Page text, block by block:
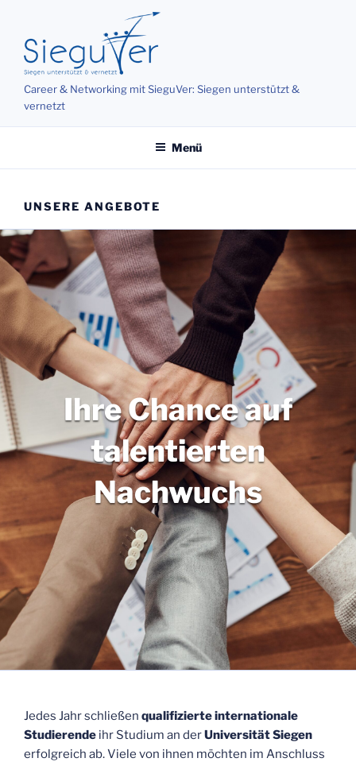
springen
Career & Networking mit SieguVer: Siegen unterstützt &
vernetzt
Menü
UNSERE ANGEBOTE
Ihre Chance auf
talentierten
Nachwuchs
Jedes Jahr schließen qualifizierte internationale
Studierende ihr Studium an derUniversität Siegen
erfolgreich ab. Viele von ihnen möchten im Anschluss